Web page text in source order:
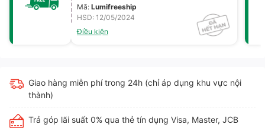
Mã: Lumifreeship
HSD: 12/05/2024
Điều kiện
Giao hàng miễn phí trong 24h (chỉ áp dụng khu vực nội
thành)
Trả góp lãi suất 0% qua thẻ tín dụng Visa, Master, JCB